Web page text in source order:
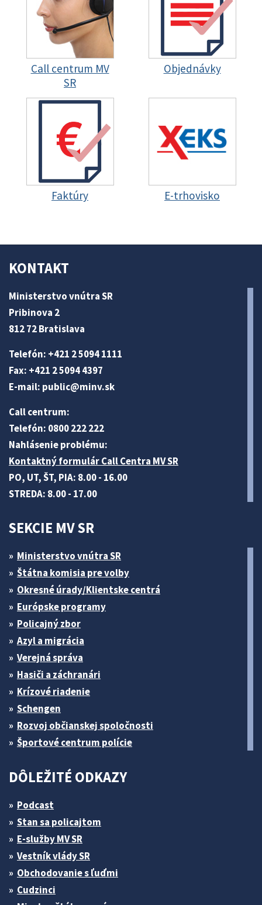
Call centrum MV
SR
Objednávky
Faktúry E-trhovisko
KONTAKT
Ministerstvo vnútra SR
Pribinova 2
812 72 Bratislava
Telefón: +421 2 5094 1111
Fax: +421 2 5094 4397
E-mail: public@minv.sk
Call centrum:
Telefón: 0800 222 222
Nahlásenie problému:
Kontaktný formulár Call Centra MV SR
PO, UT, ŠT, PIA: 8.00 - 16.00
STREDA: 8.00 - 17.00
SEKCIE MV SR
Ministerstvo vnútra SR
Štátna komisia pre volby
Okresné úrady/Klientske centrá
Európske programy
Policajný zbor
Azyl a migrácia
Verejná správa
Hasiči a záchranári
Krízové riadenie
Schengen
Rozvoj občianskej spoločnosti
Športové centrum polície
DÔLEŽITÉ ODKAZY
Podcast
Stan sa policajtom
E-služby MV SR
Vestník vlády SR
Obchodovanie s ľuďmi
Cudzinci